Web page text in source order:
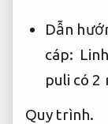
Dẫn
cáp:
puli có 2
Quy trình.